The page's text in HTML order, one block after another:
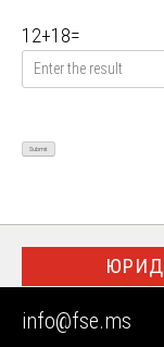
12+18=
info@fse.ms